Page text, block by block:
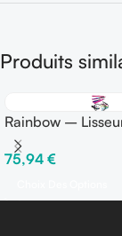
Produits
Rainbow –
Più
75,94 €